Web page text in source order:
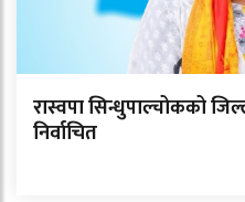
रास्वपा सिन्धुपाल्चोकको
निर्वाचित